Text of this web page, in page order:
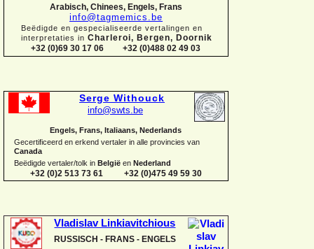
Arabisch, Chinees, Engels, Frans
info@tagmemics.be
Beëdigde en gespecialiseerde vertalingen en
interpretaties in Charleroi, Bergen, Doornik
+32 (0)69 30 17 06 +32 (0)488 02 49 03
Serge Withouck
info@swts.be
Engels, Frans, Italiaans, Nederlands
Gecertificeerd en erkend vertaler in alle provincies van
Canada
Beëdigde vertaler/tolk in België en Nederland
+32 (0)2 513 73 61 +32 (0)475 49 59 30
Vladislav Linkiavitchious
RUSSISCH - FRANS - ENGELS